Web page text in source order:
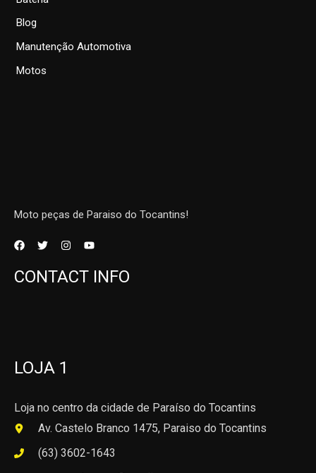
Blog
Manutenção Automotiva
Motos
Moto peças de Paraiso do Tocantins!
CONTACT INFO
LOJA 1
Loja no centro da cidade de Paraíso do Tocantins
Av. Castelo Branco 1475, Paraiso do Tocantins
(63) 3602-1643